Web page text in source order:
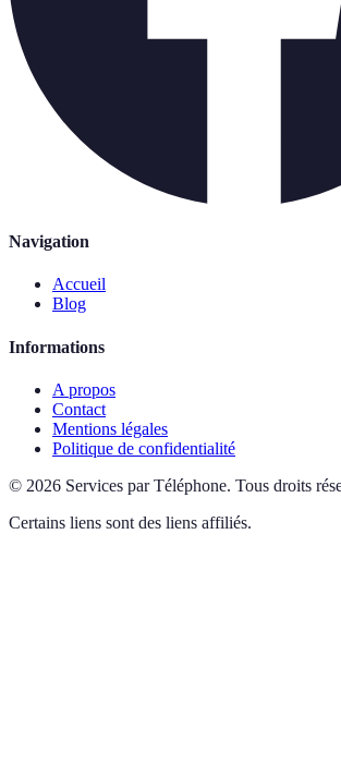
Navigation
Accueil
Blog
Informations
A propos
Contact
Mentions légales
Politique de confidentialité
© 2026 Services par Téléphone. Tous droits
Certains liens sont des liens affiliés.